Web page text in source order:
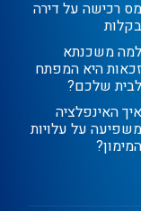
מס רכישה על דירה
בקלות
למה משכנתא
זכאות היא המפתח
לבית שלכם?
איך האינפלציה
משפיעה על עלויות
המימון?